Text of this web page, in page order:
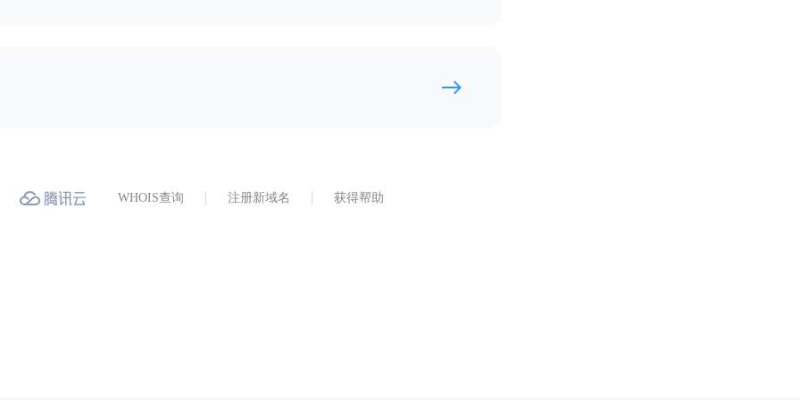
WHOIS查询 注册新域名 获得帮助